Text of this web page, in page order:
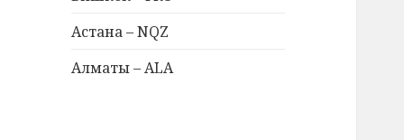
Астана – NQZ
Алматы – ALA